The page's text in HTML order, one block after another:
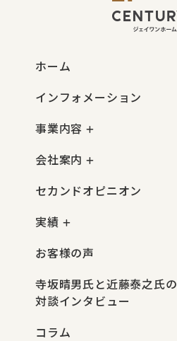
ホーム
インフォメーション
事業内容
会社案内
セカンドオピニオン
実績
お客様の声
寺坂晴男氏と近藤泰之氏の
対談インタビュー
コラム